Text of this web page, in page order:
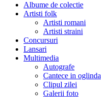
Albume de colectie
Artisti folk
Artisti romani
Artisti straini
Concursuri
Lansari
Multimedia
Autografe
Cantece in oglinda
Clipul zilei
Galerii foto